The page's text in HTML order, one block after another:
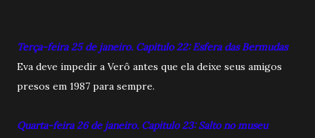
Terça-feira 25 de janeiro. Capitulo 22: Esfera das Bermudas
Eva deve impedir a Verô antes que ela deixe seus amigos
presos em 1987 para sempre.
Quarta-feira 26 de janeiro. Capitulo 23: Salto no museu